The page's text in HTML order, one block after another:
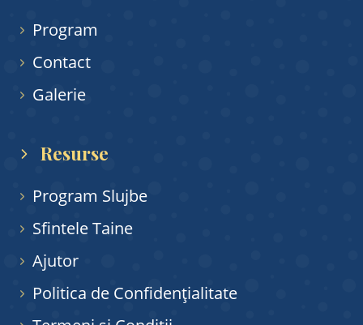
Program
Contact
Galerie
Resurse
Program Slujbe
Sfintele Taine
Ajutor
Politica de Confidențialitate